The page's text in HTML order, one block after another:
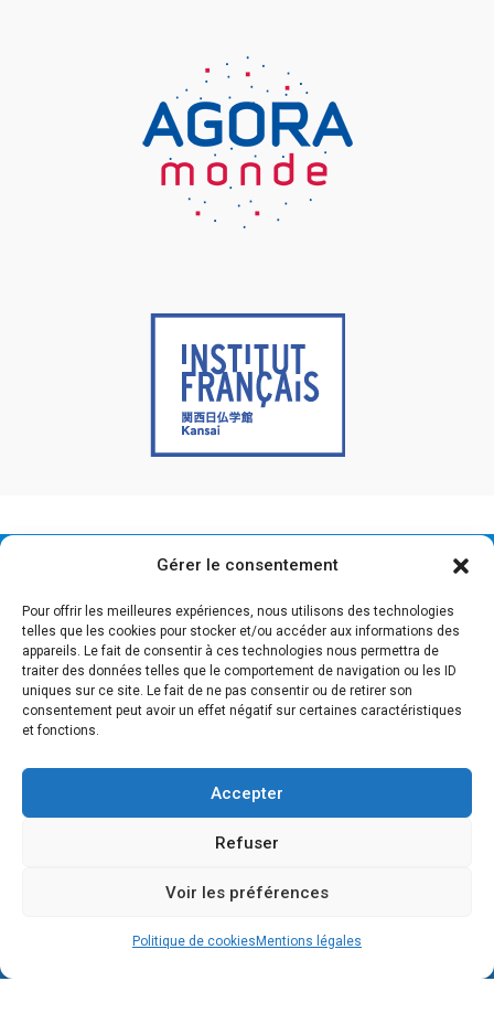
Gérer le consentement
Pour offrir les meilleures expériences, nous utilisons des technologies
telles que les cookies pour stocker et/ou accéder aux informations des
appareils. Le fait de consentir à ces technologies nous permettra de
traiter des données telles que le comportement de navigation ou les ID
uniques sur ce site. Le fait de ne pas consentir ou de retirer son
consentement peut avoir un effet négatif sur certaines caractéristiques
et fonctions.
Accepter
Refuser
Voir les préférences
Politique de cookies Mentions légales
Copyright © 2026 LFI KYOTO